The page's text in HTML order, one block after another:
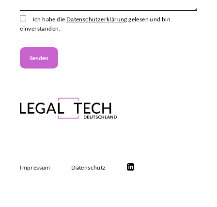
Impressum Datenschutz
Ich habe die Datenschutzerklärung gelesen und bin
einverstanden.